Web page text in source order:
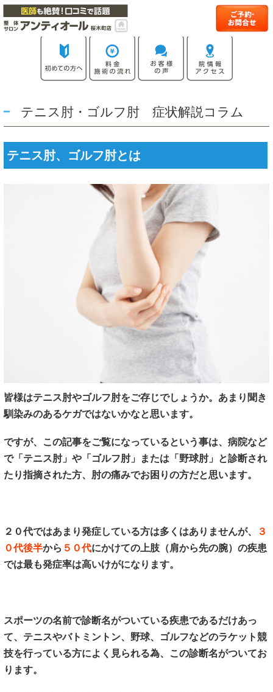
テニス肘・ゴルフ肘 症状解説コラム
テニス肘、ゴルフ肘とは
皆様はテニス肘やゴルフ肘をご存じでしょうか。あまり聞き
馴染みのあるケガではないかなと思います。
ですが、この記事をご覧になっているという事は、病院など
で「テニス肘」や「ゴルフ肘」または「野球肘」と診断され
たり指摘された方、肘の痛みでお困りの方だと思います。
２０代ではあまり発症している方は多くはありませんが、
３
０代後半から ５０代にかけての上肢（肩から先の腕）の疾患
では最も発症率は高いけがになります。
スポーツの名前で診断名がついている疾患であるだけあっ
て、テニスやバトミントン、野球、ゴルフなどのラケット競
技を行っている方によく見られる為、この診断名がついてお
ります。